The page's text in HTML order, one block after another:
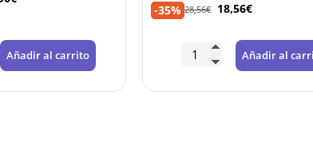
Añadir al carrito
-35% 28,56€ 18,56€
Añadir al